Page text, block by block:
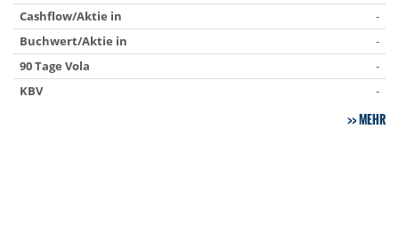
Cashflow/Aktie in
-
Buchwert/Aktie in
-
90 Tage Vola
-
KBV
-
MEHR